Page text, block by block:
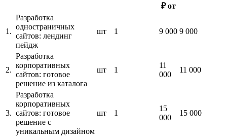
₽ от
1.
Разработка
одностраничных
сайтов: лендинг
пейдж
шт 1 9 000 9 000
2.
Разработка
корпоративных
сайтов: готовое
решение из каталога
шт 1
11
000
11 000
3.
Разработка
корпоративных
сайтов: готовое
решение с
уникальным дизайном
шт 1
15
000
15 000